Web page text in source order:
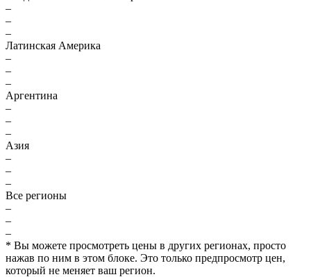
–
–
–
Латинская Америка
–
–
–
Аргентина
–
–
–
Азия
–
–
–
Все регионы
–
–
–
* Вы можете просмотреть цены в других регионах, просто
нажав по ним в этом блоке. Это только предпросмотр цен,
который не меняет ваш регион.